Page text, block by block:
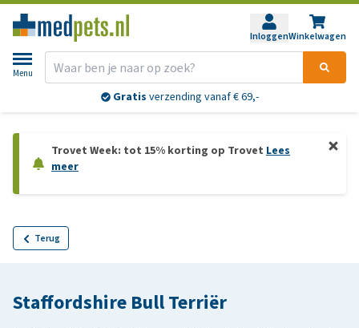
InloggenWinkelwagen
Menu
Gratis verzending vanaf € 69,-
Trovet Week: tot 15% korting op Trovet Lees
meer
Terug
Staffordshire Bull Terriër